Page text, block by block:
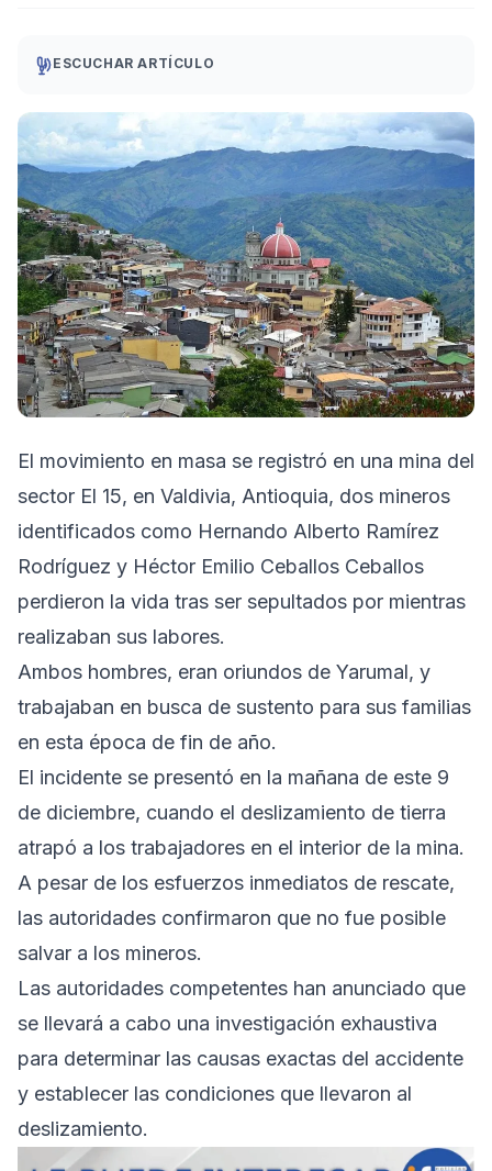
ESCUCHAR ARTÍCULO
El movimiento en masa se registró en una mina del
sector El 15, en Valdivia, Antioquia, dos mineros
identificados como Hernando Alberto Ramírez
Rodríguez y Héctor Emilio Ceballos Ceballos
perdieron la vida tras ser sepultados por mientras
realizaban sus labores.
Ambos hombres, eran oriundos de Yarumal, y
trabajaban en busca de sustento para sus familias
en esta época de fin de año.
El incidente se presentó en la mañana de este 9
de diciembre, cuando el deslizamiento de tierra
atrapó a los trabajadores en el interior de la mina.
A pesar de los esfuerzos inmediatos de rescate,
las autoridades confirmaron que no fue posible
salvar a los mineros.
Las autoridades competentes han anunciado que
se llevará a cabo una investigación exhaustiva
para determinar las causas exactas del accidente
y establecer las condiciones que llevaron al
deslizamiento.